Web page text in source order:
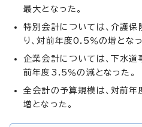
最大となった。
特別会計については、介護
り、対前年度0.5％の増となっ
企業会計については、下水道
前年度3.5％の減となった。
全会計の予算規模は、対前
増となった。